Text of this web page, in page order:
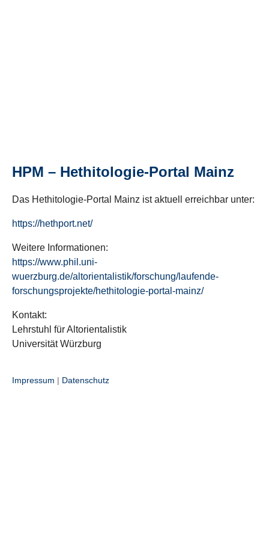
HPM – Hethitologie-Portal Mainz
Das Hethitologie-Portal Mainz ist aktuell erreichbar unter:
https://hethport.net/
Weitere Informationen:
https://www.phil.uni-
wuerzburg.de/altorientalistik/forschung/laufende-
forschungsprojekte/hethitologie-portal-mainz/
Kontakt:
Lehrstuhl für Altorientalistik
Universität Würzburg
Impressum | Datenschutz